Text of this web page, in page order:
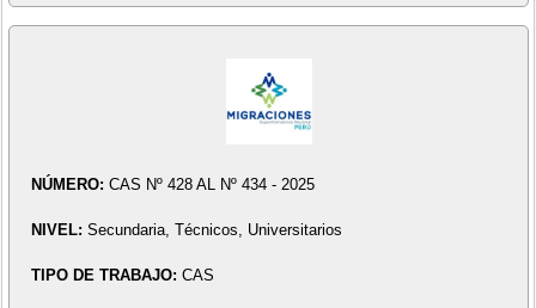
NÚMERO: CAS Nº 428 AL Nº 434 - 2025
NIVEL: Secundaria, Técnicos, Universitarios
TIPO DE TRABAJO: CAS